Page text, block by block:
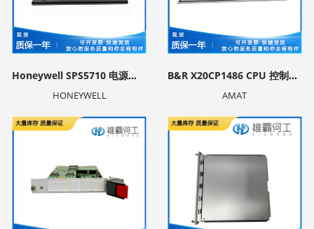
Honeywell SPS5710 电源模块
HONEYWELL
B&R X20CP1486 CPU 控制器模块
AMAT